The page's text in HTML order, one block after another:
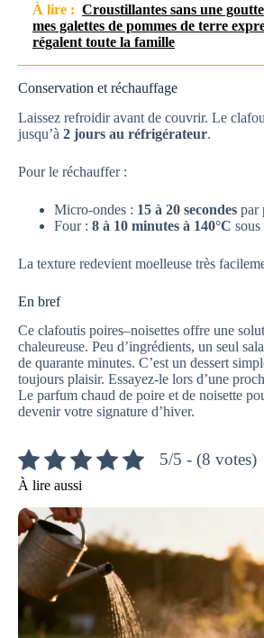
À lire : Croustillantes sans une
mes galettes de pommes de terre
régalent toute la famille
Conservation et réchauffage
Laissez refroidir avant de couvrir. Le
jusqu’à 2 jours au réfrigérateur.
Pour le réchauffer :
Micro-ondes : 15 à 20 secondes par
Four : 8 à 10 minutes à 140°C
La texture redevient moelleuse très
En bref
Ce clafoutis poires–noisettes offre une
chaleureuse. Peu d’ingrédients, un seul
de quarante minutes. C’est un dessert
toujours plaisir. Essayez-le lors d’une
Le parfum chaud de poire et de noisette
devenir votre signature d’hiver.
5/5 - (8 votes)
À lire aussi